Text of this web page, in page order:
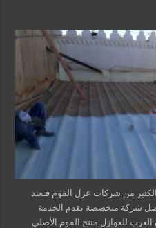
من شركات عزل الفوم فـعند
شركة متخصصة تقدم الخدمة
للعوازل منتج الفوم الأصلي